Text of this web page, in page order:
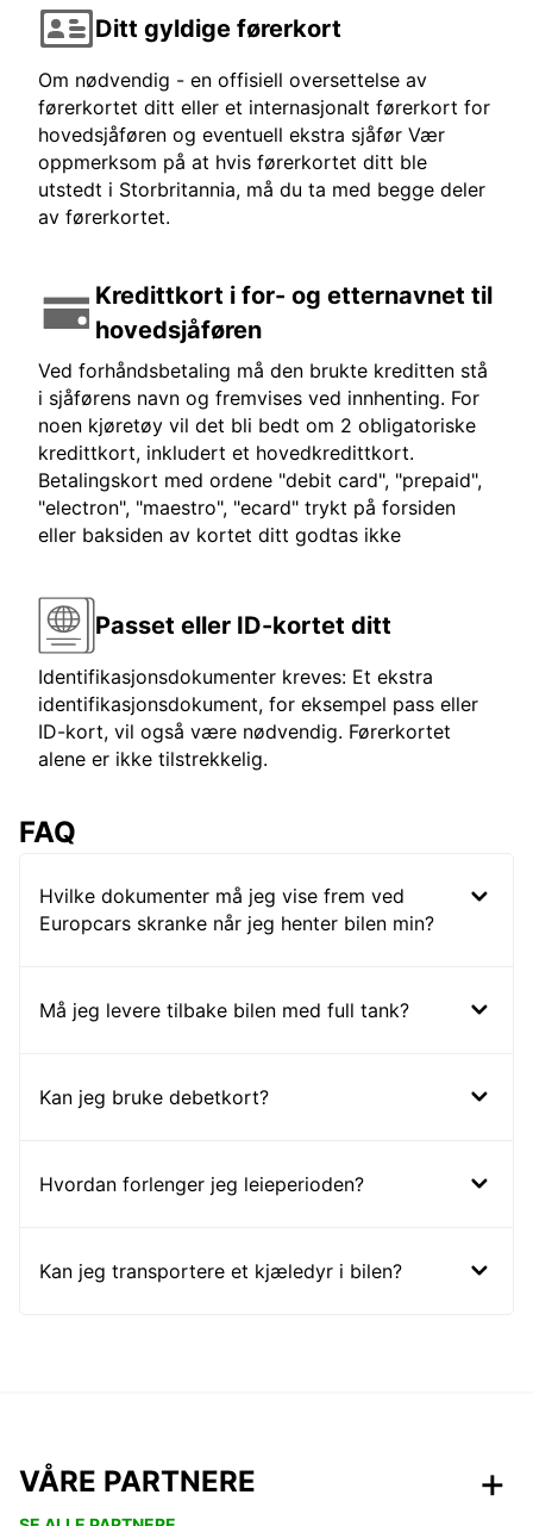
Ditt gyldige førerkort
Om nødvendig - en offisiell oversettelse av
førerkortet ditt eller et internasjonalt førerkort for
hovedsjåføren og eventuell ekstra sjåfør Vær
oppmerksom på at hvis førerkortet ditt ble
utstedt i Storbritannia, må du ta med begge deler
av førerkortet.
Kredittkort i for- og etternavnet til
hovedsjåføren
Ved forhåndsbetaling må den brukte kreditten stå
i sjåførens navn og fremvises ved innhenting. For
noen kjøretøy vil det bli bedt om 2 obligatoriske
kredittkort, inkludert et hovedkredittkort.
Betalingskort med ordene "debit card", "prepaid",
"electron", "maestro", "ecard" trykt på forsiden
eller baksiden av kortet ditt godtas ikke
Passet eller ID-kortet ditt
Identifikasjonsdokumenter kreves: Et ekstra
identifikasjonsdokument, for eksempel pass eller
ID-kort, vil også være nødvendig. Førerkortet
alene er ikke tilstrekkelig.
FAQ
Hvilke dokumenter må jeg vise frem ved
Europcars skranke når jeg henter bilen min?
Må jeg levere tilbake bilen med full tank?
Kan jeg bruke debetkort?
Hvordan forlenger jeg leieperioden?
Kan jeg transportere et kjæledyr i bilen?
VÅRE PARTNERE